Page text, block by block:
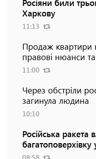
Росіяни били
Харкову
11:13
Продаж квартири
правові нюанси
11:00
Через обстріли
загинула людина
10:10
Російська ракета
багатоповерхівку